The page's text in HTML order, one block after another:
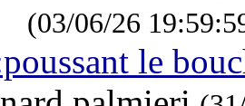
(03/06/26
le